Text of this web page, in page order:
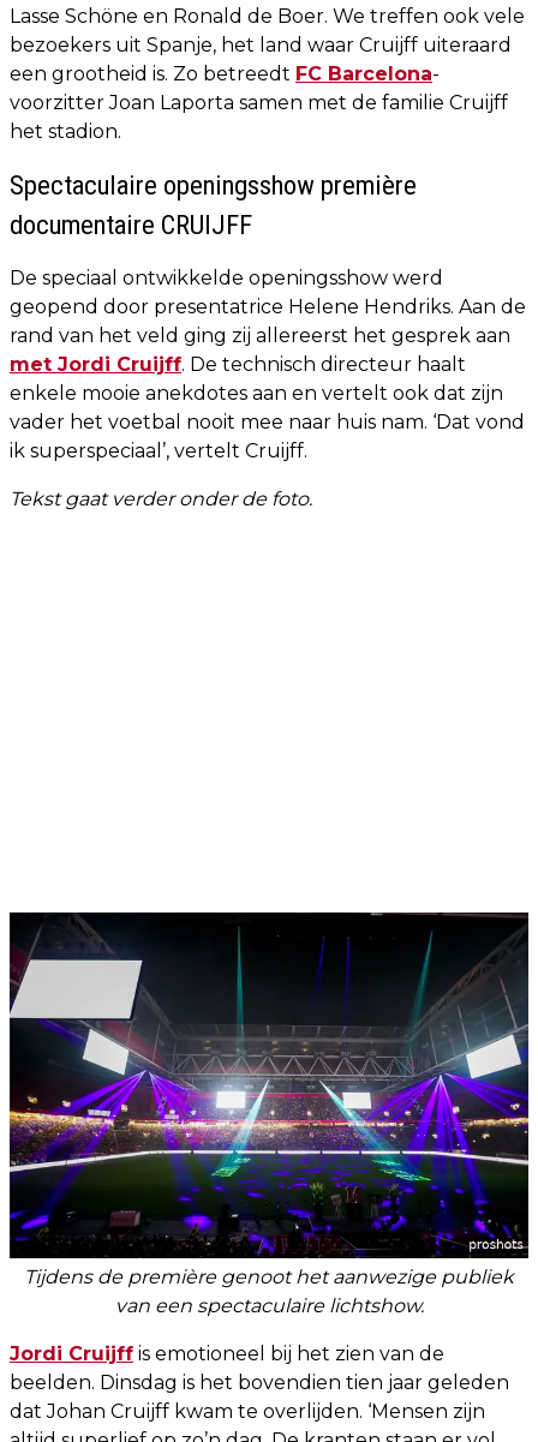
Lasse Schöne en Ronald de Boer. We treffen ook vele
bezoekers uit Spanje, het land waar Cruijff uiteraard
een grootheid is. Zo betreedt FC Barcelona-
voorzitter Joan Laporta samen met de familie Cruijff
het stadion.
Spectaculaire openingsshow première
documentaire CRUIJFF
De speciaal ontwikkelde openingsshow werd
geopend door presentatrice Helene Hendriks. Aan de
rand van het veld ging zij allereerst het gesprek aan
met Jordi Cruijff. De technisch directeur haalt
enkele mooie anekdotes aan en vertelt ook dat zijn
vader het voetbal nooit mee naar huis nam. ‘Dat vond
ik superspeciaal’, vertelt Cruijff.
Tekst gaat verder onder de foto.
Tijdens de première genoot het aanwezige publiek
van een spectaculaire lichtshow.
Jordi Cruijff is emotioneel bij het zien van de
beelden. Dinsdag is het bovendien tien jaar geleden
dat Johan Cruijff kwam te overlijden. ‘Mensen zijn